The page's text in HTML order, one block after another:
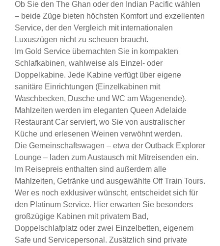
Ob Sie den The Ghan oder den Indian Pacific wählen
– beide Züge bieten höchsten Komfort und exzellenten
Service, der den Vergleich mit internationalen
Luxuszügen nicht zu scheuen braucht.
Im Gold Service übernachten Sie in kompakten
Schlafkabinen, wahlweise als Einzel- oder
Doppelkabine. Jede Kabine verfügt über eigene
sanitäre Einrichtungen (Einzelkabinen mit
Waschbecken, Dusche und WC am Wagenende).
Mahlzeiten werden im eleganten Queen Adelaide
Restaurant Car serviert, wo Sie von australischer
Küche und erlesenen Weinen verwöhnt werden.
Die Gemeinschaftswagen – etwa der Outback Explorer
Lounge – laden zum Austausch mit Mitreisenden ein.
Im Reisepreis enthalten sind außerdem alle
Mahlzeiten, Getränke und ausgewählte Off Train Tours.
Wer es noch exklusiver wünscht, entscheidet sich für
den Platinum Service. Hier erwarten Sie besonders
großzügige Kabinen mit privatem Bad,
Doppelschlafplatz oder zwei Einzelbetten, eigenem
Safe und Servicepersonal. Zusätzlich sind private